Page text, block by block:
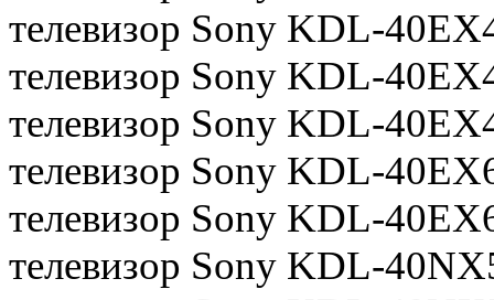
телевизор Sony KDL-
телевизор Sony KDL-
телевизор Sony KDL-
телевизор Sony KDL-
телевизор Sony KDL-
телевизор Sony KDL-